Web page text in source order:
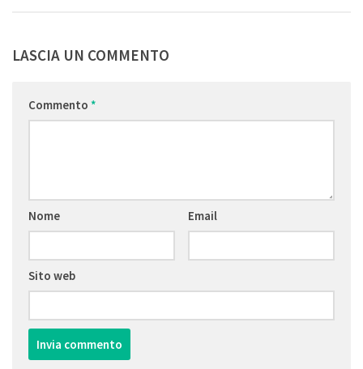
LASCIA UN COMMENTO
Commento *
Nome Email
Sito web